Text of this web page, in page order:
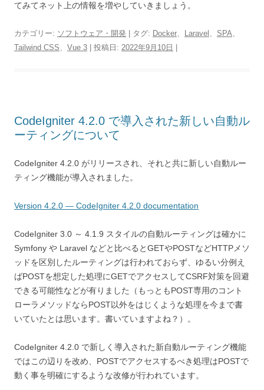
てみてネット上の情報を増やしていきましょう。
カテゴリー: ソフトウェア・開発 | タグ: Docker、 Laravel 、 SPA、
Tailwind CSS、 Vue 3 | 投稿日: 2022年9月10日
CodeIgniter 4.2.0 で導入された新しい自動ル
ーティングについて
CodeIgniter 4.2.0 がリリースされ、それと共に新しい自動ルー
ティング機能が導入されました。
Version 4.2.0 — CodeIgniter 4.2.0 documentation
CodeIgniter 3.0 ～ 4.1.9 スタイルの自動ルーティングは確かに
Symfony や Laravel などと比べるとGETやPOSTなどHTTPメソ
ッドを区別したルーティングは行われておらず、ゆるい分例え
ばPOSTを想定した処理にGETでアクセスしてCSRF対策を回避
できる可能性などが有りました（もっともPOST専用のコント
ローラメソッドならPOST以外をはじくような処理を今まで書
いていたとは思います。書いていますよね？）。
CodeIgniter 4.2.0 で新しく導入された新自動ルーティング機能
ではこの辺りを改め、POSTでアクセスするべき処理はPOSTで
動く事を明確にするような改修が行われています。